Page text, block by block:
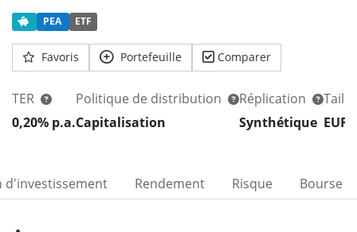
PEA ETF
Favoris Portefeuille Comparer
TER
0,20% p.a.
Politique de distribution
Capitalisation
Réplication
Synthétique EUR
d'investissement Rendement Risque Bourse